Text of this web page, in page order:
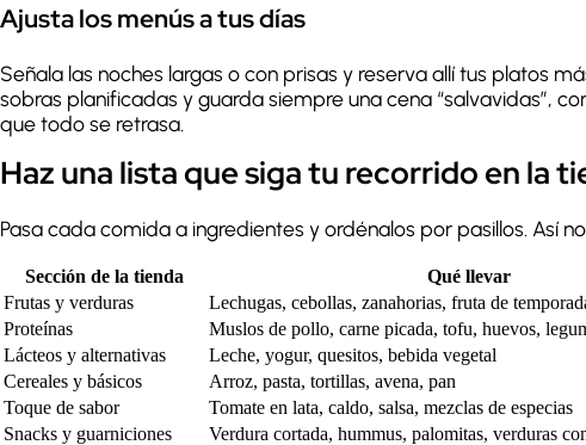
Ajusta los menús a tus días
Señala las noches largas o con prisas y reserva allí tus platos
sobras planificadas y guarda siempre una cena “salvavidas”,
que todo se retrasa.
Haz una lista que siga tu recorrido en la
Pasa cada comida a ingredientes y ordénalos por pasillos. Así
Sección de la tienda Qué llevar
Frutas y verduras
Lechugas, cebollas, zanahorias, fruta de
Proteínas
Muslos de pollo, carne picada, tofu, huevos,
Lácteos y alternativas
Leche, yogur, quesitos, bebida vegetal
Cereales y básicos
Arroz, pasta, tortillas, avena, pan
Toque de sabor
Tomate en lata, caldo, salsa, mezclas de especias
Snacks y guarniciones
Verdura cortada, hummus, palomitas, verduras